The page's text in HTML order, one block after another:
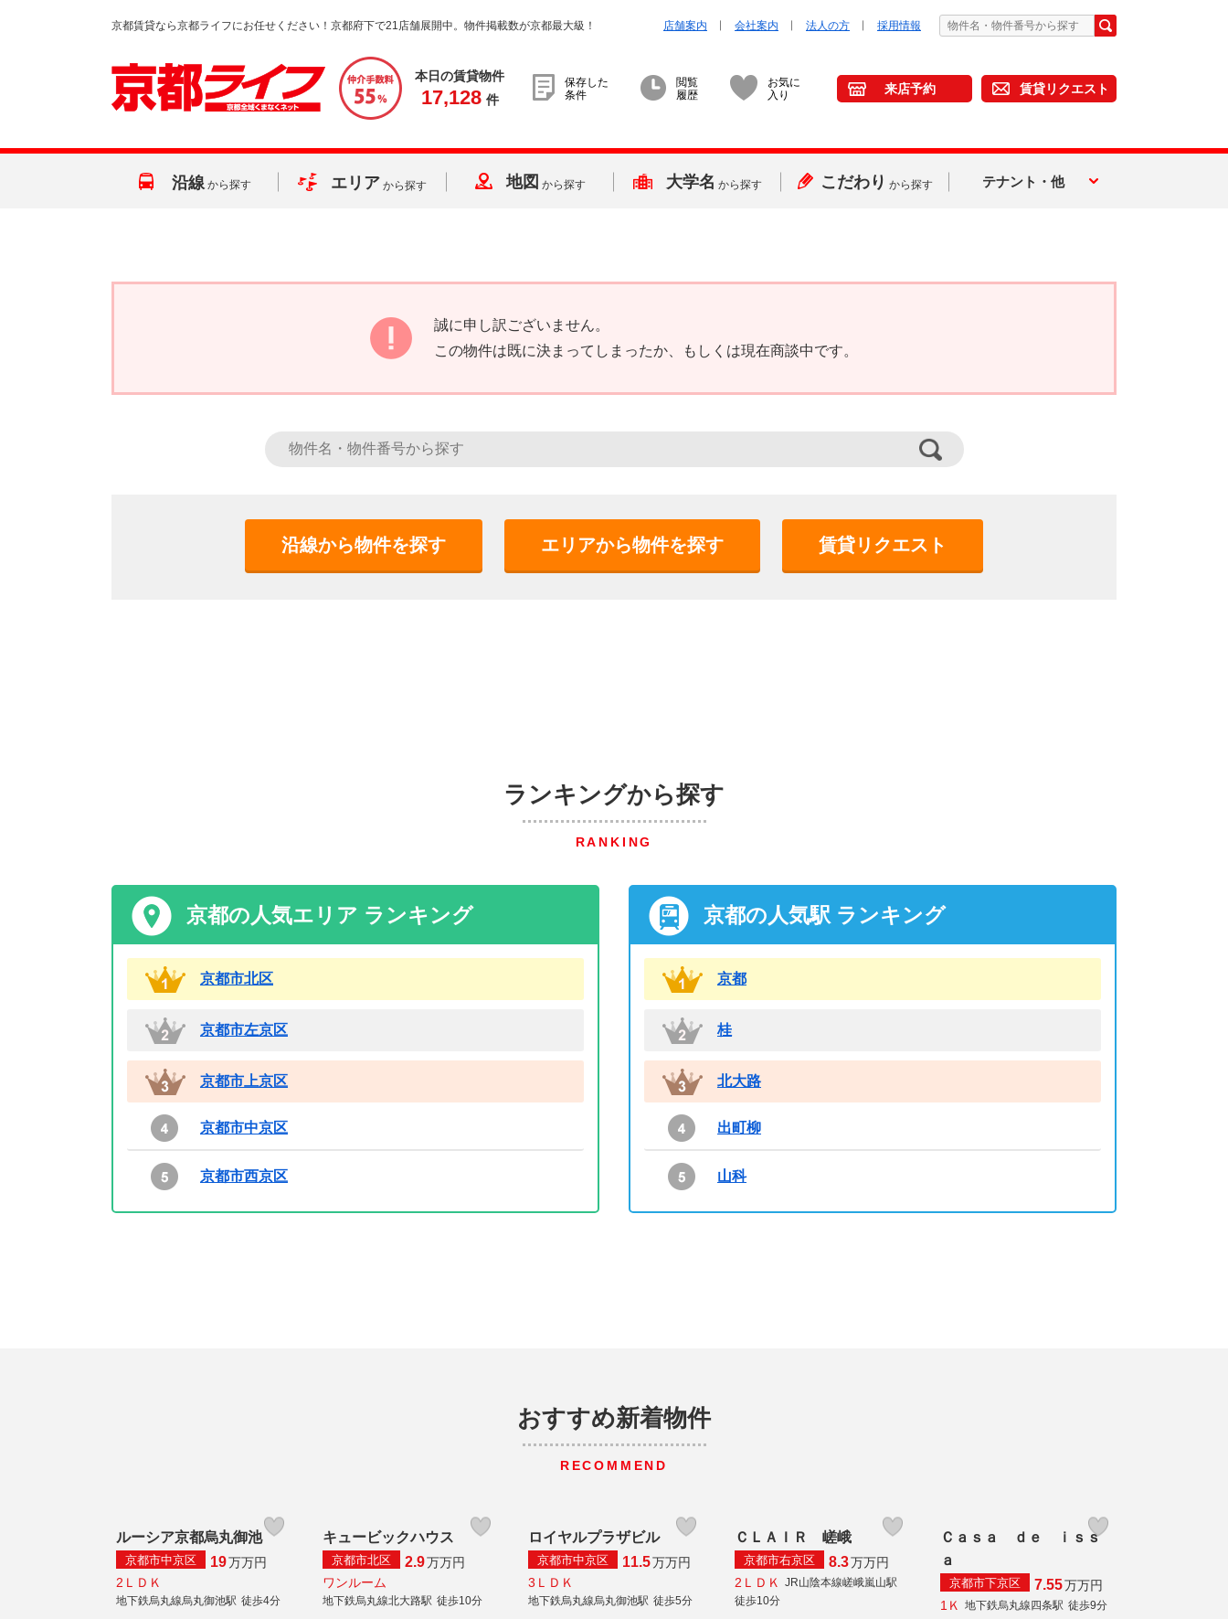
京都賃貸なら京都ライフにお任せください！京都府下で21店舗展開中。物件掲載数が京都最大級！ 店舗案内 会社案内 法人の方 採用情報
本日の賃貸物件
17,128 件
保存した
条件
閲覧
履歴
お気に
入り
来店予約 賃貸リクエスト
沿線 から探す エリア から探す 地図 から探す 大学名 から探す こだわり から探す テナント・他
誠に申し訳ございません。
この物件は既に決まってしまったか、もしくは現在商談中です。
沿線から物件を探す エリアから物件を探す 賃貸リクエスト
ランキングから探す
RANKING
京都の人気エリア ランキング
京都市北区
京都市左京区
京都市上京区
京都市中京区
京都市西京区
京都の人気駅 ランキング
京都
桂
北大路
出町柳
山科
おすすめ新着物件
RECOMMEND
ルーシア京都烏丸御池
京都市中京区 19万万円
2ＬＤＫ
地下鉄烏丸線烏丸御池駅 徒歩4分
キュービックハウス
京都市北区 2.9万万円
ワンルーム
地下鉄烏丸線北大路駅 徒歩10分
ロイヤルプラザビル
京都市中京区 11.5万万円
3ＬＤＫ
地下鉄烏丸線烏丸御池駅 徒歩5分
ＣＬＡＩＲ 嵯峨
京都市右京区 8.3万万円
2ＬＤＫ
JR山陰本線嵯峨嵐山駅
徒歩10分
Ｃａｓａ ｄｅ ｉｓｓ
ａ
京都市下京区 7.55万万円
1Ｋ
地下鉄烏丸線四条駅 徒歩9分